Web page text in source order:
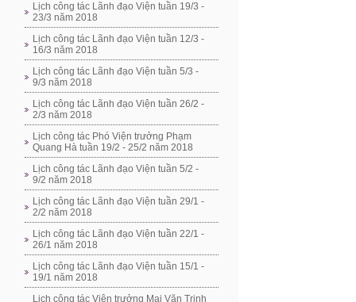
Lịch công tác Lãnh đạo Viện tuần 19/3 -
23/3 năm 2018
Lịch công tác Lãnh đạo Viện tuần 12/3 -
16/3 năm 2018
Lịch công tác Lãnh đạo Viện tuần 5/3 -
9/3 năm 2018
Lịch công tác Lãnh đạo Viện tuần 26/2 -
2/3 năm 2018
Lịch công tác Phó Viện trưởng Phạm
Quang Hà tuần 19/2 - 25/2 năm 2018
Lịch công tác Lãnh đạo Viện tuần 5/2 -
9/2 năm 2018
Lịch công tác Lãnh đạo Viện tuần 29/1 -
2/2 năm 2018
Lịch công tác Lãnh đạo Viện tuần 22/1 -
26/1 năm 2018
Lịch công tác Lãnh đạo Viện tuần 15/1 -
19/1 năm 2018
Lịch công tác Viện trưởng Mai Văn Trịnh